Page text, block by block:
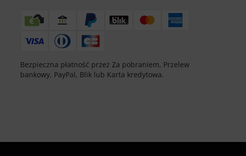
Bezpieczna płatność przez Za pobraniem, Przelew
bankowy, PayPal, Blik lub Karta kredytowa.